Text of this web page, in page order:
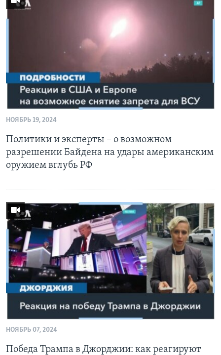
НОЯБРЬ 19, 2024
Политики и эксперты – о возможном
разрешении Байдена на удары американским
оружием вглубь РФ
НОЯБРЬ 07, 2024
Победа Трампа в Джорджии: как реагируют